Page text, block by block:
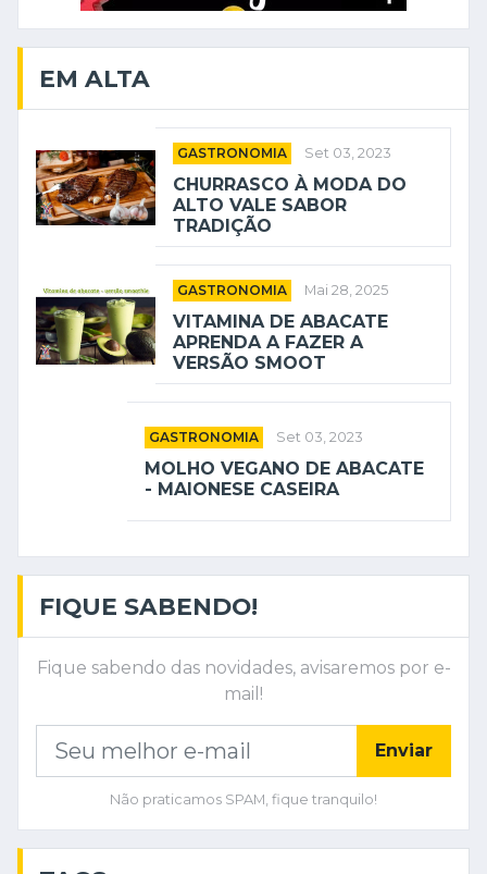
EM ALTA
GASTRONOMIA Set 03, 2023
CHURRASCO À MODA DO
ALTO VALE SABOR
TRADIÇÃO
GASTRONOMIA Mai 28, 2025
VITAMINA DE ABACATE
APRENDA A FAZER A
VERSÃO SMOOT
GASTRONOMIA Set 03, 2023
MOLHO VEGANO DE ABACATE
- MAIONESE CASEIRA
FIQUE SABENDO!
Fique sabendo das novidades, avisaremos por e-
mail!
Enviar
Não praticamos SPAM, fique tranquilo!